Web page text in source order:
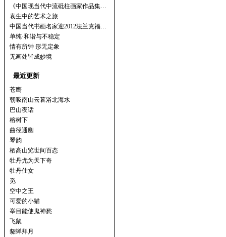
《中国现当代中流砥柱画家作品集…
袁生中的艺术之旅
中国当代书画名家迎2012法兰克福…
单纯·和谐与不稳定
情有所钟 形无定象
无画处皆成妙境
最近更新
苍鹰
朝吸南山云暮浴北海水
巴山夜话
榕树下
曲径通幽
琴韵
栖高山览世间百态
牡丹尤为天下奇
牡丹仕女
觅
空中之王
可爱的小猫
举目能使鬼神愁
飞鼠
貂蝉拜月